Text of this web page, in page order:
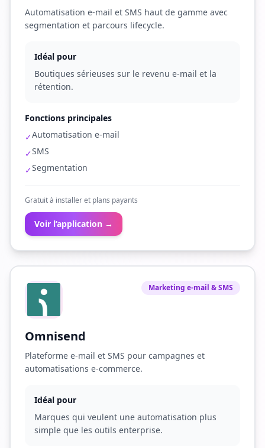
Automatisation e-mail et SMS haut de gamme avec
segmentation et parcours lifecycle.
Idéal pour
Boutiques sérieuses sur le revenu e-mail et la
rétention.
Fonctions principales
✓Automatisation e-mail
✓SMS
✓Segmentation
Gratuit à installer et plans payants
Voir l’application →
Marketing e-mail & SMS
Omnisend
Plateforme e-mail et SMS pour campagnes et
automatisations e-commerce.
Idéal pour
Marques qui veulent une automatisation plus
simple que les outils enterprise.